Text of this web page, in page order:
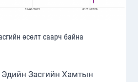
өсөлт саарч байна
Засгийн Хамтын